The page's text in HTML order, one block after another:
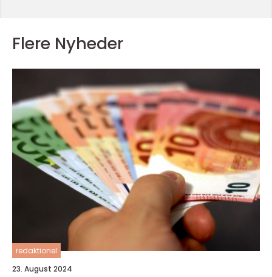
Flere Nyheder
redaktionel
23. August 2024